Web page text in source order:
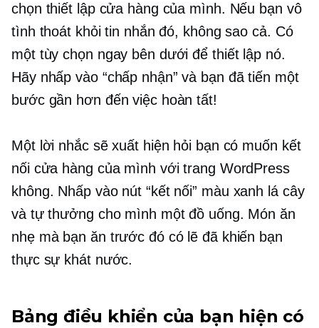
chọn thiết lập cửa hàng của mình. Nếu bạn vô
tình thoát khỏi tin nhắn đó, không sao cả. Có
một tùy chọn ngay bên dưới để thiết lập nó.
Hãy nhấp vào “chấp nhận” và bạn đã tiến một
bước gần hơn đến việc hoàn tất!
Một lời nhắc sẽ xuất hiện hỏi bạn có muốn kết
nối cửa hàng của mình với trang WordPress
không. Nhấp vào nút “kết nối” màu xanh lá cây
và tự thưởng cho mình một đồ uống. Món ăn
nhẹ mà bạn ăn trước đó có lẽ đã khiến bạn
thực sự khát nước.
Bảng điều khiển của bạn hiện có